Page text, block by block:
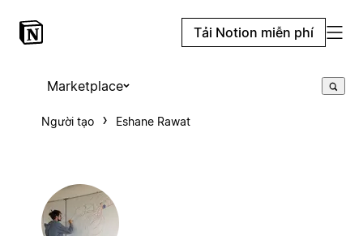
Tải Notion miễn phí
Marketplace
Người tạo Eshane Rawat